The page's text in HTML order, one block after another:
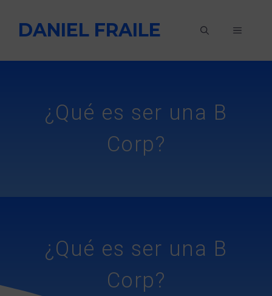
DANIEL FRAILE MENÚ
¿Qué es ser una B
Corp?
¿Qué es ser una B
Corp?